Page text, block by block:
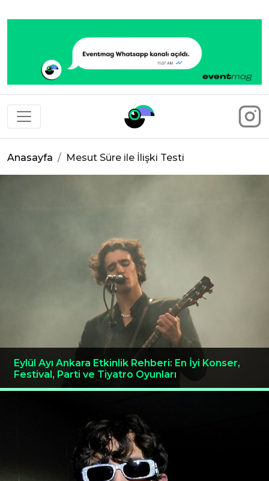
Eventmag
Anasayfa Mesut Süre ile İlişki Testi
Eylül Ayı Ankara Etkinlik Rehberi: En İyi Konser,
Festival, Parti ve Tiyatro Oyunları